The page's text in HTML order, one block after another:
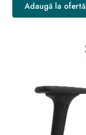
Adaugă la ofertă